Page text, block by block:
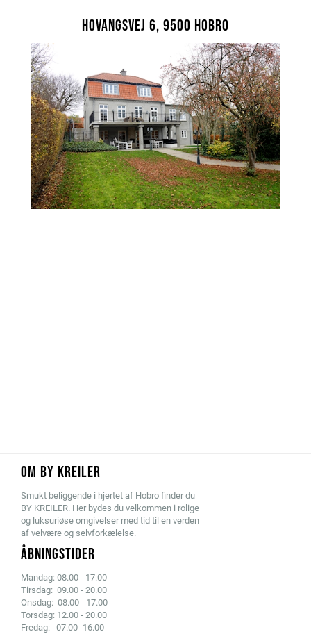
Hovangsvej 6, 9500 Hobro
OM BY KREILER
Smukt beliggende i hjertet af Hobro finder du
BY KREILER. Her bydes du velkommen i rolige
og luksuriøse omgivelser med tid til en verden
af velvære og selvforkælelse.
ÅBNINGSTIDER
Mandag: 08.00 - 17.00
Tirsdag: 09.00 - 20.00
Onsdag: 08.00 - 17.00
Torsdag: 12.00 - 20.00
Fredag: 07.00 -16.00